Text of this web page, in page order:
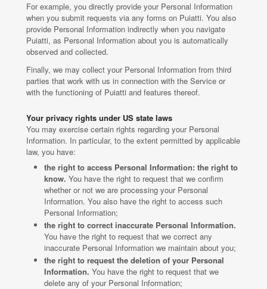
For example, you directly provide your Personal Information
when you submit requests via any forms on Puiatti. You also
provide Personal Information indirectly when you navigate
Puiatti, as Personal Information about you is automatically
observed and collected.
Finally, we may collect your Personal Information from third
parties that work with us in connection with the Service or
with the functioning of Puiatti and features thereof.
Your privacy rights under US state laws
You may exercise certain rights regarding your Personal
Information. In particular, to the extent permitted by applicable
law, you have:
the right to access Personal Information: the right to
know. You have the right to request that we confirm
whether or not we are processing your Personal
Information. You also have the right to access such
Personal Information;
the right to correct inaccurate Personal Information.
You have the right to request that we correct any
inaccurate Personal Information we maintain about you;
the right to request the deletion of your Personal
Information. You have the right to request that we
delete any of your Personal Information;